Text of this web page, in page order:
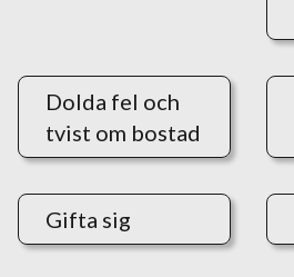
Dolda fel och
tvist om bostad
Gifta sig